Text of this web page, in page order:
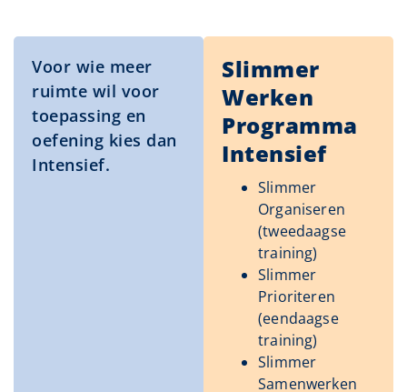
Voor wie meer
ruimte wil voor
toepassing en
oefening kies dan
Intensief.
Slimmer
Werken
Programma
Intensief
Slimmer
Organiseren
(tweedaagse
training)
Slimmer
Prioriteren
(eendaagse
training)
Slimmer
Samenwerken